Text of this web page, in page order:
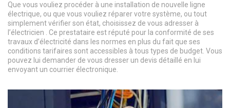
Que vous vouliez procéder à une installation de nouvelle ligne
électrique, ou que vous vouliez réparer votre système, ou tout
simplement vérifier son état, choisissez de vous adresser à
l’électricien . Ce prestataire est réputé pour la conformité de ses
travaux d’électricité dans les normes en plus du fait que ses
conditions tarifaires sont accessibles à tous types de budget. Vous
pouvez lui demander de vous dresser un devis détaillé en lui
envoyant un courrier électronique.